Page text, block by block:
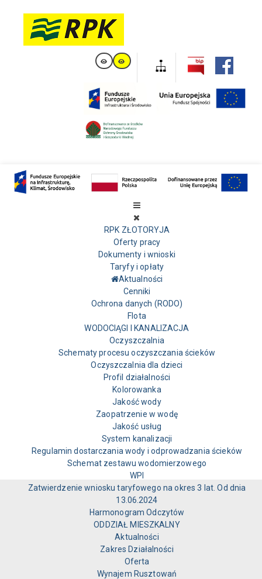
RPK ZŁOTORYJA
Oferty pracy
Dokumenty i wnioski
Taryfy i opłaty
Aktualności
Cenniki
Ochrona danych (RODO)
Flota
WODOCIĄGI I KANALIZACJA
Oczyszczalnia
Schematy procesu oczyszczania ścieków
Oczyszczalnia dla dzieci
Profil działalności
Kolorowanka
Jakość wody
Zaopatrzenie w wodę
Jakość usług
System kanalizacji
Regulamin dostarczania wody i odprowadzania ścieków
Schemat zestawu wodomierzowego
WPI
Zatwierdzenie wniosku taryfowego na okres 3 lat. Od dnia
13.06.2024
Harmonogram Odczytów
ODDZIAŁ MIESZKALNY
Aktualności
Zakres Działalności
Oferta
Wynajem Rusztowań